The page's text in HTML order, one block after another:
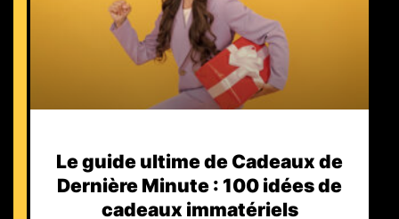
Le guide ultime de Cadeaux de
Dernière Minute : 100 idées de
cadeaux immatériels